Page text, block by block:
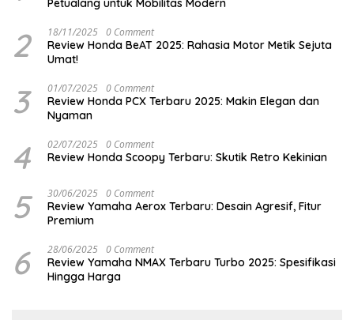
Petualang untuk Mobilitas Modern
2 18/11/2025 0 Comment
Review Honda BeAT 2025: Rahasia Motor Metik Sejuta
Umat!
3 01/07/2025 0 Comment
Review Honda PCX Terbaru 2025: Makin Elegan dan
Nyaman
4 02/07/2025 0 Comment
Review Honda Scoopy Terbaru: Skutik Retro Kekinian
5 30/06/2025 0 Comment
Review Yamaha Aerox Terbaru: Desain Agresif, Fitur
Premium
6 28/06/2025 0 Comment
Review Yamaha NMAX Terbaru Turbo 2025: Spesifikasi
Hingga Harga